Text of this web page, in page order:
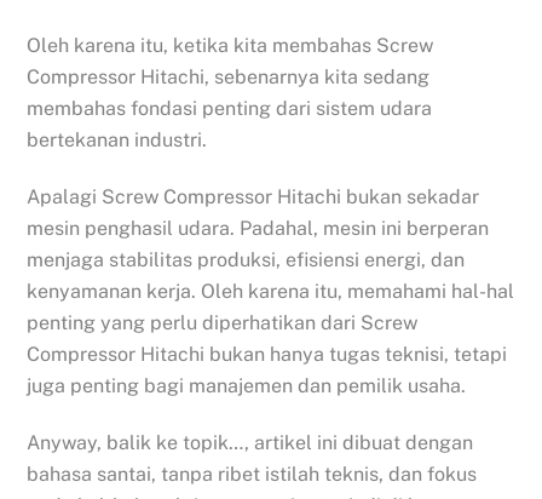
Oleh karena itu, ketika kita membahas Screw
Compressor Hitachi, sebenarnya kita sedang
membahas fondasi penting dari sistem udara
bertekanan industri.
Apalagi Screw Compressor Hitachi bukan sekadar
mesin penghasil udara. Padahal, mesin ini berperan
menjaga stabilitas produksi, efisiensi energi, dan
kenyamanan kerja. Oleh karena itu, memahami hal-hal
penting yang perlu diperhatikan dari Screw
Compressor Hitachi bukan hanya tugas teknisi, tetapi
juga penting bagi manajemen dan pemilik usaha.
Anyway, balik ke topik…, artikel ini dibuat dengan
bahasa santai, tanpa ribet istilah teknis, dan fokus